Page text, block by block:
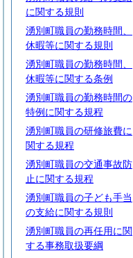
に関する規則
湧別町職員の勤務時間、
休暇等に関する規則
湧別町職員の勤務時間、
休暇等に関する条例
湧別町職員の勤務時間の
特例に関する規程
湧別町職員の研修旅費に
関する規程
湧別町職員の交通事故防
止に関する規程
湧別町職員の子ども手当
の支給に関する規則
湧別町職員の再任用に関
する事務取扱要綱